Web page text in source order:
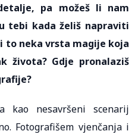
pa možeš li nam
tebi kada želiš napraviti
to neka vrsta magije koja
života? Gdje pronalaziš
kao nesavršeni scenarij
Fotografišem vjenčanja i